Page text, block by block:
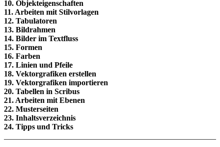
10. Objekteigenschaften
11. Arbeiten mit Stilvorlagen
12. Tabulatoren
13. Bildrahmen
14. Bilder im Textfluss
15. Formen
16. Farben
17. Linien und Pfeile
18. Vektorgrafiken erstellen
19. Vektorgrafiken importieren
20. Tabellen in Scribus
21. Arbeiten mit Ebenen
22. Musterseiten
23. Inhaltsverzeichnis
24. Tipps und Tricks